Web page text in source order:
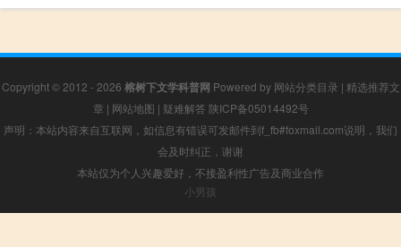
Copyright © 2012 - 2026 榕树下文学科普网 Powered by 网站分类目录 | 精选推荐文
章 | 网站地图 | 疑难解答 陕ICP备05014492号
声明：本站内容来自互联网，如信息有错误可发邮件到f_fb#foxmail.com说明，我们
会及时纠正，谢谢
本站仅为个人兴趣爱好，不接盈利性广告及商业合作
小男孩